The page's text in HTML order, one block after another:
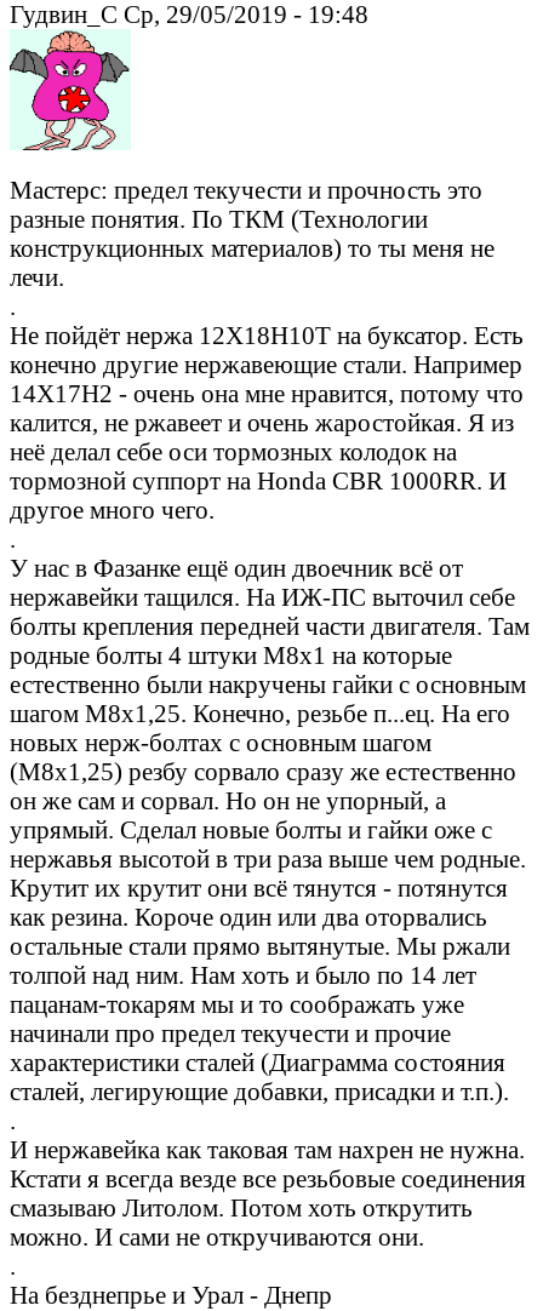
Гудвин_С Ср, 29/05/2019 - 19:48
Мастерс: предел текучести и прочность это
разные понятия. По ТКМ (Технологии
конструкционных материалов) то ты меня не
лечи.
.
Не пойдёт нержа 12Х18Н10Т на буксатор. Есть
конечно другие нержавеющие стали. Например
14Х17Н2 - очень она мне нравится, потому что
калится, не ржавеет и очень жаростойкая. Я из
неё делал себе оси тормозных колодок на
тормозной суппорт на Honda CBR 1000RR. И
другое много чего.
.
У нас в Фазанке ещё один двоечник всё от
нержавейки тащился. На ИЖ-ПС выточил себе
болты крепления передней части двигателя. Там
родные болты 4 штуки М8х1 на которые
естественно были накручены гайки с основным
шагом М8х1,25. Конечно, резьбе п...ец. На его
новых нерж-болтах с основным шагом
(М8х1,25) резбу сорвало сразу же естественно
он же сам и сорвал. Но он не упорный, а
упрямый. Сделал новые болты и гайки оже с
нержавья высотой в три раза выше чем родные.
Крутит их крутит они всё тянутся - потянутся
как резина. Короче один или два оторвались
остальные стали прямо вытянутые. Мы ржали
толпой над ним. Нам хоть и было по 14 лет
пацанам-токарям мы и то соображать уже
начинали про предел текучести и прочие
характеристики сталей (Диаграмма состояния
сталей, легирующие добавки, присадки и т.п.).
.
И нержавейка как таковая там нахрен не нужна.
Кстати я всегда везде все резьбовые соединения
смазываю Литолом. Потом хоть открутить
можно. И сами не откручиваются они.
.
На безднепрье и Урал - Днепр